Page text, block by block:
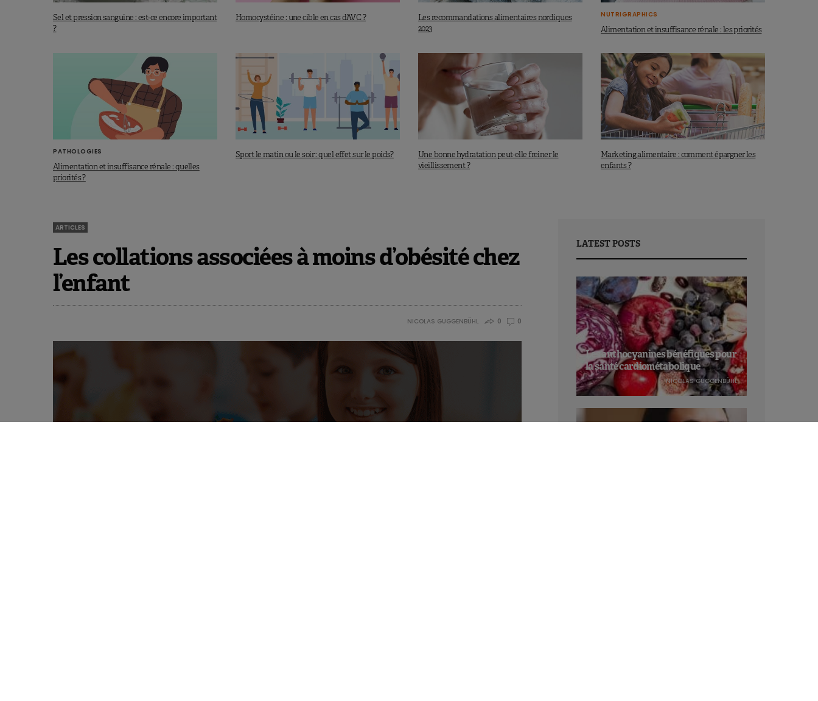
Sel et pression sanguine : est-ce encore important
?
Homocystéine : une cible en cas d’AVC ?
Les recommandations alimentaires nordiques
2023
NUTRIGRAPHICS
Alimentation et insuffisance rénale : les priorités
PATHOLOGIES
Alimentation et insuffisance rénale : quelles
priorités ?
Sport le matin ou le soir : quel effet sur le poids?
Une bonne hydratation peut-elle freiner le
vieillissement ?
Marketing alimentaire : comment épargner les
enfants ?
ARTICLES
Les collations associées à moins d’obésité chez
l’enfant
NICOLAS GUGGENBÜHL 0 0
LATEST POSTS
Les anthocyanines bénéfiques pour
la santé cardiométabolique
NICOLAS GUGGENBÜHL